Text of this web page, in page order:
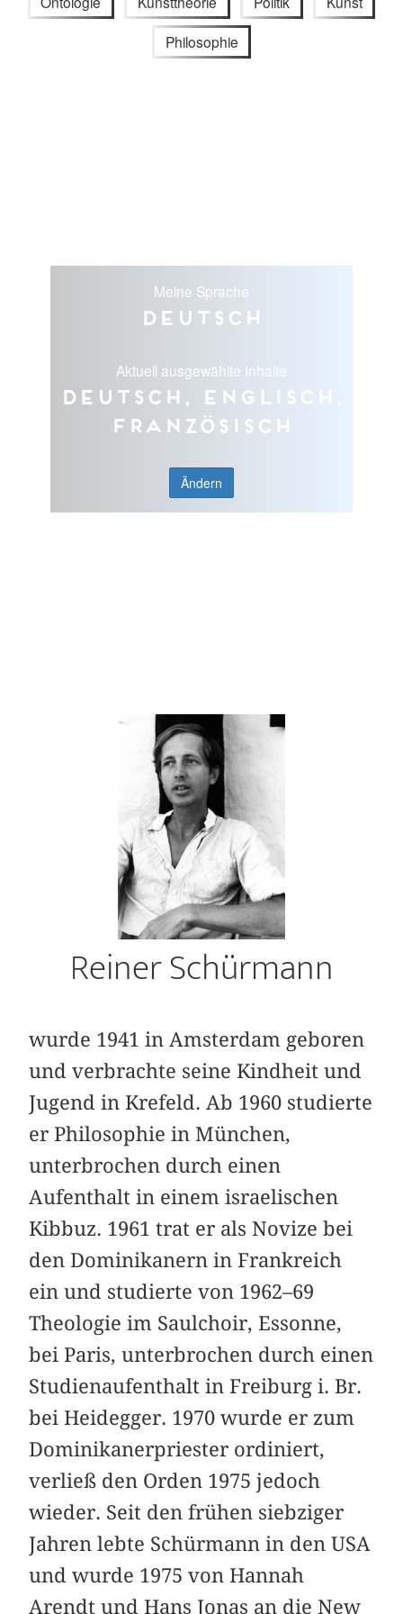
Philosophie
Meine Sprache
Deutsch
Aktuell ausgewählte Inhalte
Deutsch, Englisch,
Französisch
Ändern
Reiner Schürmann
wurde 1941 in Amsterdam geboren
und ver­brachte seine Kindheit und
Jugend in Krefeld. Ab 1960 studierte
er Philosophie in München,
unterbrochen durch einen
Aufenthalt in einem israelischen
Kibbuz. 1961 trat er als Novize bei
den Dominikanern in Frankreich
ein und studierte von 1962–69
Theologie im Saulchoir, Essonne,
bei Paris, unterbrochen durch einen
Studienaufenthalt in Freiburg i. Br.
bei Heidegger. 1970 wurde er zum
Dominikanerpriester ordiniert,
verließ den Orden 1975 jedoch
wieder. Seit den frühen siebziger
Jahren lebte Schürmann in den USA
und wurde 1975 von Hannah
Arendt und Hans Jonas an die New